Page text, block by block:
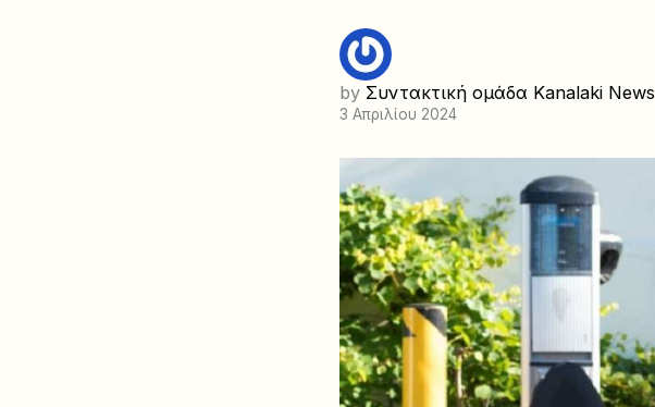
by Συντακτική ομάδα Kanalaki News
3 Απριλίου 2024